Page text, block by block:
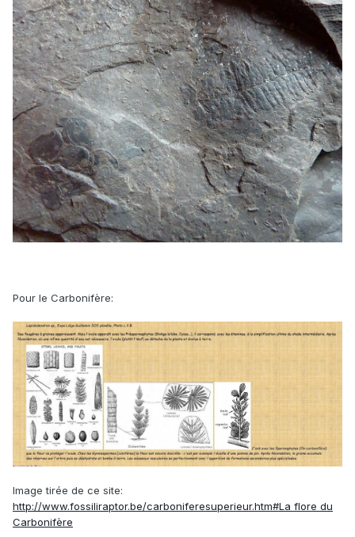
Pour le Carbonifère:
Image tirée de ce site:
http://www.fossiliraptor.be/carboniferesuperieur.htm#La flore du
Carbonifère